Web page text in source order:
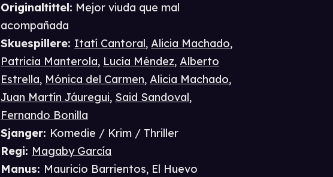
Originaltittel: Mejor viuda que mal
acompañada
Skuespillere: Itatí Cantoral,Alicia Machado,
Patricia Manterola, Lucía Méndez,Alberto
Estrella, Mónica del Carmen,Alicia Machado,
Juan Martín Jáuregui, Said Sandoval,
Fernando Bonilla
Sjanger: Komedie / Krim / Thriller
Regi: Magaby García
Manus: Mauricio Barrientos, El Huevo